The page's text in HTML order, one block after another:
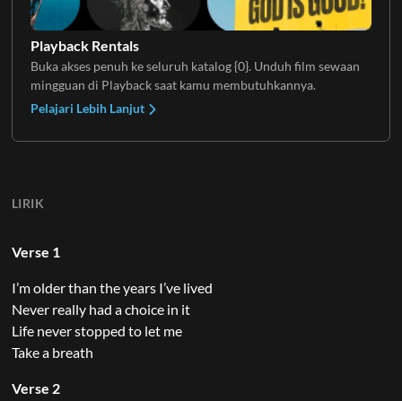
Playback Rentals
Buka akses penuh ke seluruh katalog {0}. Unduh film sewaan
mingguan di Playback saat kamu membutuhkannya.
Pelajari Lebih Lanjut
LIRIK
Verse 1
I’m older than the years I’ve lived
Never really had a choice in it
Life never stopped to let me
Take a breath
Verse 2